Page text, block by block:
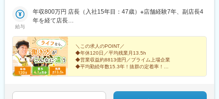
吉川市／越谷市／蕨市／新座市／所沢市◆神奈川県川崎市／横浜
市／鎌倉市／相模原市／藤沢市◆千葉県千葉市／松戸市／市川市
市／吹田市／摂津市／高石市／高槻市／豊中市／富田林市／寝屋
川市／羽曳野市／東大阪市／枚方市／松原市／箕面市／守口市／
八尾市◆京都府右京区／上京区／北区／左京区／下京区／中京区
／伏見区／城陽市／八幡市◆兵庫県尼崎市／神崎郡／中央区／長
田区／東灘区／西宮市／須磨区／宝塚市／芦屋市◆奈良県御所市
則、自宅から通える範囲の店舗へ配属・異動となります。※受動喫
新小岩駅、瑞江駅、鵜の木駅、大森町駅、大鳥居駅、長原駅(東京
都)、京急蒲田駅、蓮沼駅、馬込駅、京成立石駅、京成小岩駅、お
駅、国際展示場駅、東大島駅、住吉駅(東京都)、大崎駅、戸越銀座
駅、五反田駅、武蔵小山駅、恵比寿駅、笹塚駅、渋谷駅、幡ケ谷
駅、牛込柳町駅、四ツ谷駅、新宿三丁目駅、若松河田駅、西荻窪
駅、押上駅、菊川駅(東京都)、錦糸町駅、東向島駅、桜新町駅、経
堂駅、千歳烏山駅、下北沢駅、浅草駅(ＴＸ)、新御徒町駅、上野広
駅、千川駅、沼袋駅、中野駅(東京都)、中野坂上駅、東中野駅、中
給与
年収800万円 店長（入社15年目：47歳）※店舗経験7年、副店長4
年を経て店長
本社勤務
＼この求人のPOINT／
◆年休120日／平均残業月13.5h
◆営業収益約8813億円／プライム上場企業
◆平均勤続年数15.3年！抜群の定着率！
◆女性リーダーも活躍中！